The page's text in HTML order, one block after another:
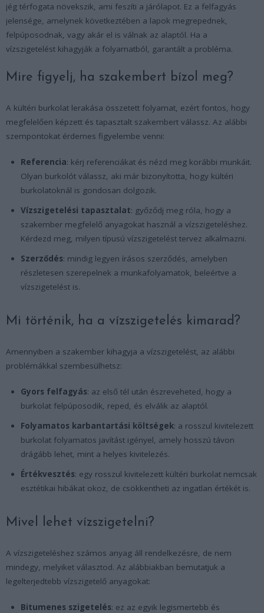
jég térfogata növekszik, ami feszíti a járólapot. Ez a felfagyás
jelensége, amelynek következtében a lapok megrepednek,
felpúposodnak, vagy akár el is válnak az alaptól. Ha a
vízszigetelést kihagyják a folyamatból, garantált a probléma.
Mire figyelj, ha szakembert bízol meg?
A kültéri burkolat lerakása összetett folyamat, ezért fontos, hogy
megfelelően képzett és tapasztalt szakembert válassz. Az alábbi
szempontokat érdemes figyelembe venni:
Referencia: kérj referenciákat és nézd meg korábbi munkáit.
Olyan burkolót válassz, aki már bizonyította, hogy kültéri
burkolatoknál is gondosan dolgozik.
Vízszigetelési tapasztalat: győződj meg róla, hogy a
szakember megfelelő anyagokat használ a vízszigeteléshez.
Kérdezd meg, milyen típusú vízszigetelést tervez alkalmazni.
Szerződés: mindig legyen írásos szerződés, amelyben
részletesen szerepelnek a munkafolyamatok, beleértve a
vízszigetelést is.
Mi történik, ha a vízszigetelés kimarad?
Amennyiben a szakember kihagyja a vízszigetelést, az alábbi
problémákkal szembesülhetsz:
Gyors felfagyás: az első tél után észreveheted, hogy a
burkolat felpúposodik, reped, és elválik az alaptól.
Folyamatos karbantartási költségek: a rosszul kivitelezett
burkolat folyamatos javítást igényel, amely hosszú távon
drágább lehet, mint a helyes kivitelezés.
Értékvesztés: egy rosszul kivitelezett kültéri burkolat nemcsak
esztétikai hibákat okoz, de csökkentheti az ingatlan értékét is.
Mivel lehet vízszigetelni?
A vízszigeteléshez számos anyag áll rendelkezésre, de nem
mindegy, melyiket választod. Az alábbiakban bemutatjuk a
legelterjedtebb vízszigetelő anyagokat:
Bitumenes szigetelés: ez az egyik legismertebb és